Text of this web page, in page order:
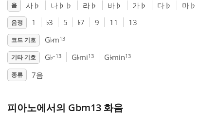
Español
Français
음 사 ♭ 나 ♭ ♭ 라 ♭ 바 ♭ 가 ♭ 다 ♭ 마 ♭
음정 1 ♭3 5 ♭7 9 11 13
코드 기호 G♭m13
기타 기호 G♭–13 G♭mi13 G♭min13
종류 7음
피아노에서의 Gbm13 화음